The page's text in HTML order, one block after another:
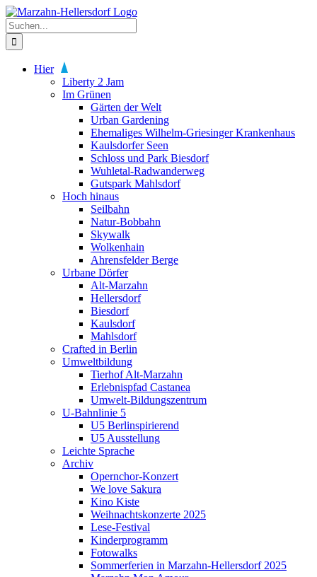
Zum
Inhalt
springen
Suche
nach:
Hier
Liberty 2 Jam
Im Grünen
Gärten der Welt
Urban Gardening
Ehemaliges Wilhelm-Griesinger Krankenhaus
Kaulsdorfer Seen
Schloss und Park Biesdorf
Wuhletal-Radwanderweg
Gutspark Mahlsdorf
Hoch hinaus
Seilbahn
Natur-Bobbahn
Skywalk
Wolkenhain
Ahrensfelder Berge
Urbane Dörfer
Alt-Marzahn
Hellersdorf
Biesdorf
Kaulsdorf
Mahlsdorf
Crafted in Berlin
Umweltbildung
Tierhof Alt-Marzahn
Erlebnispfad Castanea
Umwelt-Bildungszentrum
U-Bahnlinie 5
U5 Berlinspirierend
U5 Ausstellung
Leichte Sprache
Archiv
Opernchor-Konzert
We love Sakura
Kino Kiste
Weihnachtskonzerte 2025
Lese-Festival
Kinderprogramm
Fotowalks
Sommerferien in Marzahn-Hellersdorf 2025